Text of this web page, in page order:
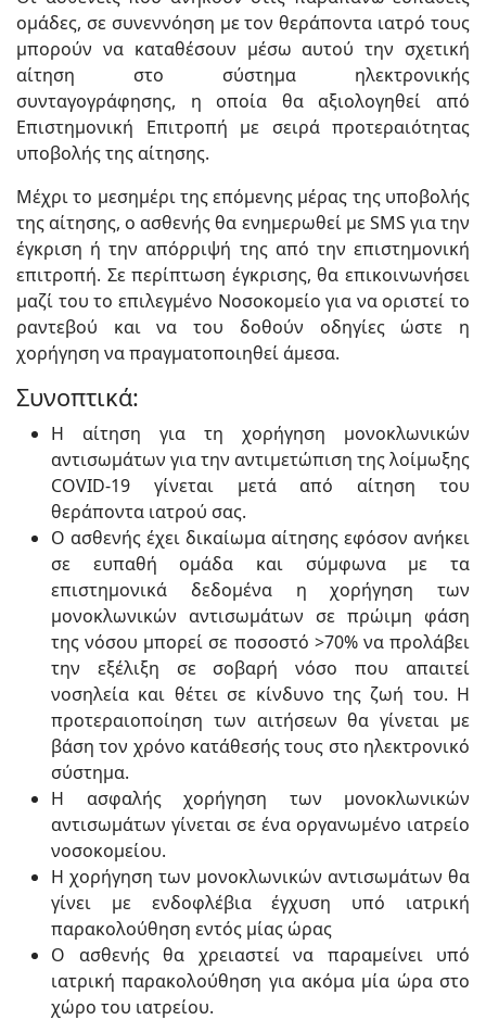
ομάδες, σε συνεννόηση με τον θεράποντα ιατρό τους
μπορούν να καταθέσουν μέσω αυτού την σχετική
αίτηση στο σύστημα ηλεκτρονικής
συνταγογράφησης, η οποία θα αξιολογηθεί από
Επιστημονική Επιτροπή με σειρά προτεραιότητας
υποβολής της αίτησης.
Μέχρι το μεσημέρι της επόμενης μέρας της υποβολής
της αίτησης, ο ασθενής θα ενημερωθεί με SMS για την
έγκριση ή την απόρριψή της από την επιστημονική
επιτροπή. Σε περίπτωση έγκρισης, θα επικοινωνήσει
μαζί του το επιλεγμένο Νοσοκομείο για να οριστεί το
ραντεβού και να του δοθούν οδηγίες ώστε η
χορήγηση να πραγματοποιηθεί άμεσα.
Συνοπτικά:
Η αίτηση για τη χορήγηση μονοκλωνικών
αντισωμάτων για την αντιμετώπιση της λοίμωξης
COVID-19 γίνεται μετά από αίτηση του
θεράποντα ιατρού σας.
Ο ασθενής έχει δικαίωμα αίτησης εφόσον ανήκει
σε ευπαθή ομάδα και σύμφωνα με τα
επιστημονικά δεδομένα η χορήγηση των
μονοκλωνικών αντισωμάτων σε πρώιμη φάση
της νόσου μπορεί σε ποσοστό >70% να προλάβει
την εξέλιξη σε σοβαρή νόσο που απαιτεί
νοσηλεία και θέτει σε κίνδυνο της ζωή του. Η
προτεραιοποίηση των αιτήσεων θα γίνεται με
βάση τον χρόνο κατάθεσής τους στο ηλεκτρονικό
σύστημα.
Η ασφαλής χορήγηση των μονοκλωνικών
αντισωμάτων γίνεται σε ένα οργανωμένο ιατρείο
νοσοκομείου.
Η χορήγηση των μονοκλωνικών αντισωμάτων θα
γίνει με ενδοφλέβια έγχυση υπό ιατρική
παρακολούθηση εντός μίας ώρας
Ο ασθενής θα χρειαστεί να παραμείνει υπό
ιατρική παρακολούθηση για ακόμα μία ώρα στο
χώρο του ιατρείου.